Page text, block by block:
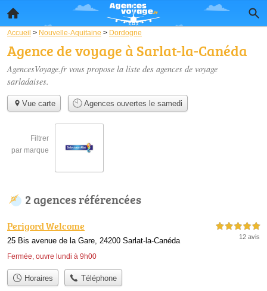
Accueil > Nouvelle-Aquitaine > Dordogne
Agence de voyage à Sarlat-la-Canéda
AgencesVoyage.fr vous propose la liste des agences de voyage
sarladaises.
Vue carte Agences ouvertes le samedi
Filtrer
par marque
2 agences référencées
Perigord Welcome
25 Bis avenue de la Gare, 24200 Sarlat-la-Canéda
Fermée, ouvre lundi à 9h00
5,0 étoiles sur 5
12 avis
Horaires Téléphone